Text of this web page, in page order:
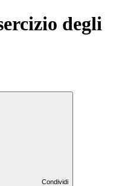
degli
Condividi